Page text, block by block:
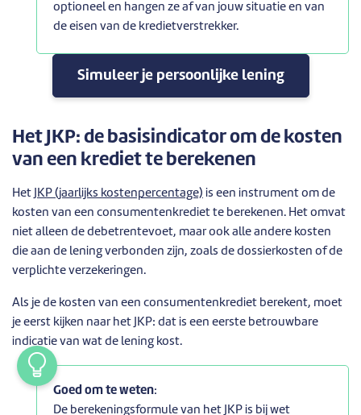
optioneel en hangen ze af van jouw situatie en van
de eisen van de kredietverstrekker.
Simuleer je persoonlijke lening
Het JKP: de basisindicator om de kosten
van een krediet te berekenen
Het JKP (jaarlijks kostenpercentage) is een instrument om de
kosten van een consumentenkrediet te berekenen. Het omvat
niet alleen de debetrentevoet, maar ook alle andere kosten
die aan de lening verbonden zijn, zoals de dossierkosten of de
verplichte verzekeringen.
Als je de kosten van een consumentenkrediet berekent, moet
je eerst kijken naar het JKP: dat is een eerste betrouwbare
indicatie van wat de lening kost.
Goed om te weten:
De berekeningsformule van het JKP is bij wet